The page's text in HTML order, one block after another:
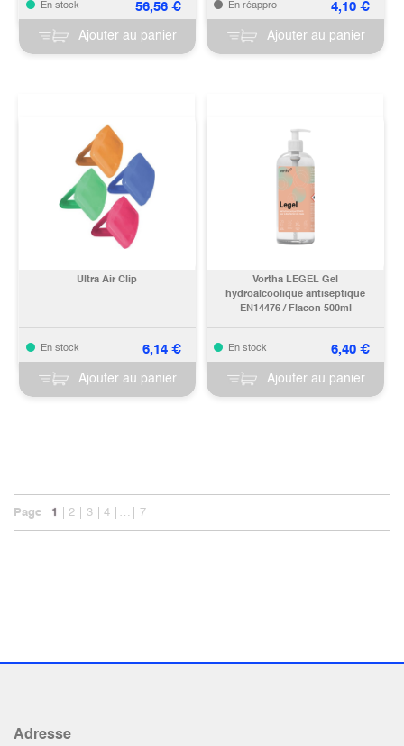
En stock 56,56€
Ajouter au panier
En réappro 4,10€
Ajouter au panier
Ultra Air Clip
En stock 6,14€
Ajouter au panier
Vortha LEGEL Gel
hydroalcoolique antiseptique
EN14476 / Flacon 500ml
En stock 6,40€
Ajouter au panier
Page 1 2 3 4 … 7
Adresse